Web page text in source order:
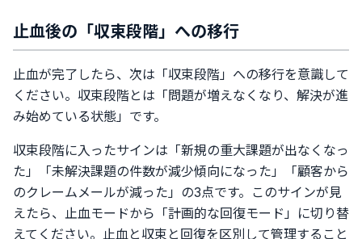
止血後の「収束段階」への移行
止血が完了したら、次は「収束段階」への移行を意識して
ください。収束段階とは「問題が増えなくなり、解決が進
み始めている状態」です。
収束段階に入ったサインは「新規の重大課題が出なくなっ
た」「未解決課題の件数が減少傾向になった」「顧客から
のクレームメールが減った」の3点です。このサインが見
えたら、止血モードから「計画的な回復モード」に切り替
えてください。止血と収束と回復を区別して管理すること